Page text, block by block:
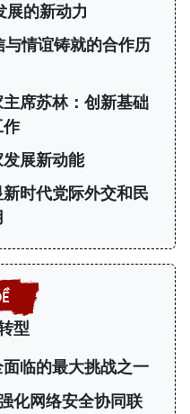
展的新动力
情谊铸就的合作历
席苏林：创新基础
作
展新动能
时代党际外交和民
型
临的最大挑战之一
化网络安全协同联